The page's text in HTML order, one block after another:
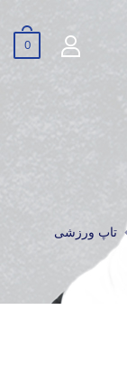
0
تاپ ورزشی